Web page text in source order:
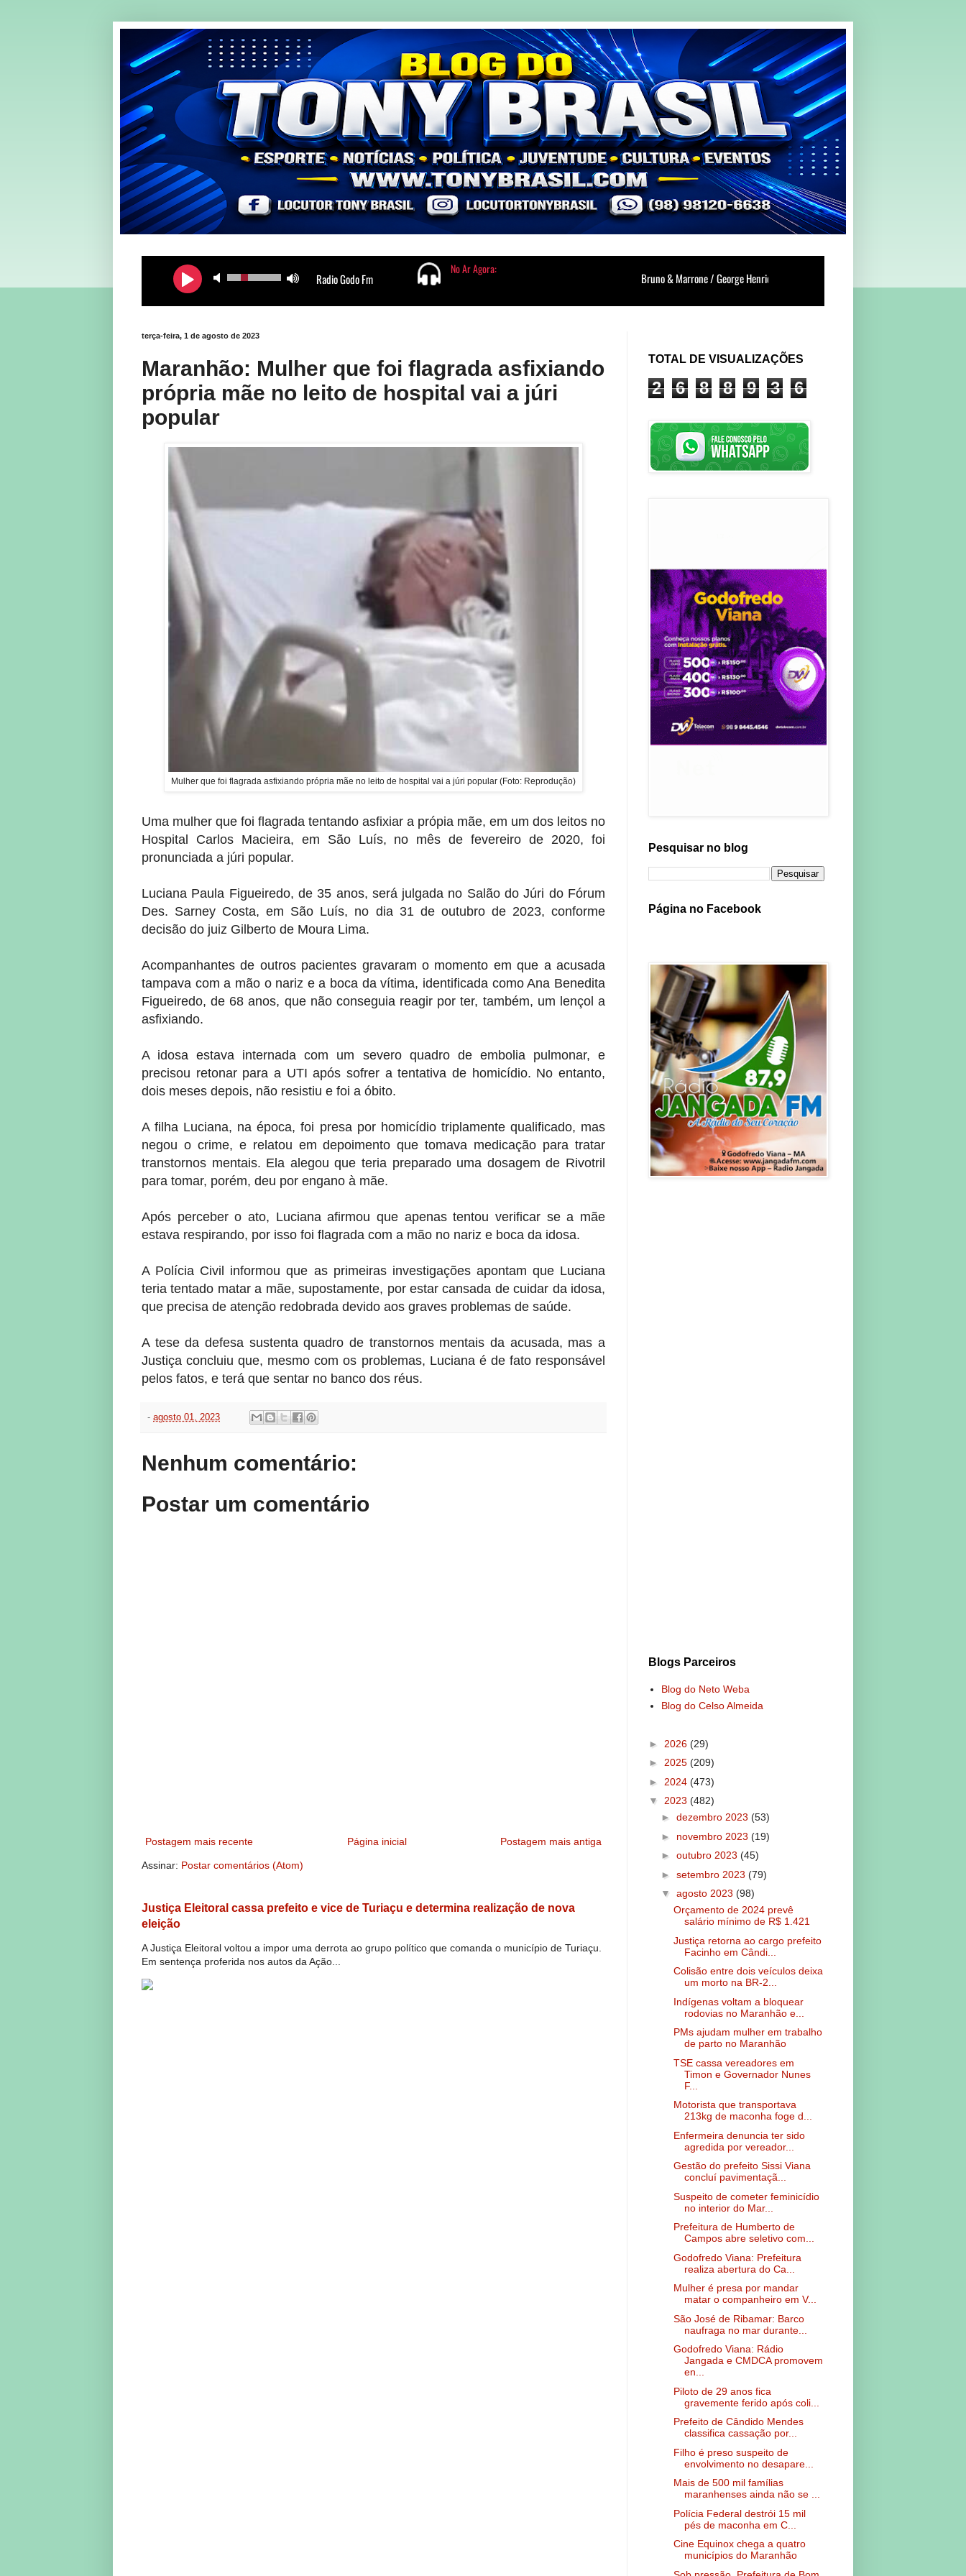
terça-feira, 1 de agosto de 2023
Maranhão: Mulher que foi flagrada asfixiando
própria mãe no leito de hospital vai a júri
popular
Mulher que foi flagrada asfixiando própria mãe no leito de hospital vai a júri popular (Foto: Reprodução)
Uma mulher que foi flagrada tentando asfixiar a própia mãe, em um dos leitos no
Hospital Carlos Macieira, em São Luís, no mês de fevereiro de 2020, foi
pronunciada a júri popular.
Luciana Paula Figueiredo, de 35 anos, será julgada no Salão do Júri do Fórum
Des. Sarney Costa, em São Luís, no dia 31 de outubro de 2023, conforme
decisão do juiz Gilberto de Moura Lima.
Acompanhantes de outros pacientes gravaram o momento em que a acusada
tampava com a mão o nariz e a boca da vítima, identificada como Ana Benedita
Figueiredo, de 68 anos, que não conseguia reagir por ter, também, um lençol a
asfixiando.
A idosa estava internada com um severo quadro de embolia pulmonar, e
precisou retonar para a UTI após sofrer a tentativa de homicídio. No entanto,
dois meses depois, não resistiu e foi a óbito.
A filha Luciana, na época, foi presa por homicídio triplamente qualificado, mas
negou o crime, e relatou em depoimento que tomava medicação para tratar
transtornos mentais. Ela alegou que teria preparado uma dosagem de Rivotril
para tomar, porém, deu por engano à mãe.
Após perceber o ato, Luciana afirmou que apenas tentou verificar se a mãe
estava respirando, por isso foi flagrada com a mão no nariz e boca da idosa.
A Polícia Civil informou que as primeiras investigações apontam que Luciana
teria tentado matar a mãe, supostamente, por estar cansada de cuidar da idosa,
que precisa de atenção redobrada devido aos graves problemas de saúde.
A tese da defesa sustenta quadro de transtornos mentais da acusada, mas a
Justiça concluiu que, mesmo com os problemas, Luciana é de fato responsável
pelos fatos, e terá que sentar no banco dos réus.
- agosto 01, 2023
Nenhum comentário:
Postar um comentário
Postagem mais recente Postagem mais antiga
Página inicial
Assinar: Postar comentários (Atom)
Justiça Eleitoral cassa prefeito e vice de Turiaçu e determina realização de nova
eleição
A Justiça Eleitoral voltou a impor uma derrota ao grupo político que comanda o município de Turiaçu.
Em sentença proferida nos autos da Ação...
TOTAL DE VISUALIZAÇÕES
2 6 8 8 9 3 6
Pesquisar no blog
Página no Facebook
Blogs Parceiros
Blog do Neto Weba
Blog do Celso Almeida
► 2026 (29)
► 2025 (209)
► 2024 (473)
▼ 2023 (482)
► dezembro 2023 (53)
► novembro 2023 (19)
► outubro 2023 (45)
► setembro 2023 (79)
▼ agosto 2023 (98)
Orçamento de 2024 prevê
salário mínimo de R$ 1.421
Justiça retorna ao cargo prefeito
Facinho em Cândi...
Colisão entre dois veículos deixa
um morto na BR-2...
Indígenas voltam a bloquear
rodovias no Maranhão e...
PMs ajudam mulher em trabalho
de parto no Maranhão
TSE cassa vereadores em
Timon e Governador Nunes
F...
Motorista que transportava
213kg de maconha foge d...
Enfermeira denuncia ter sido
agredida por vereador...
Gestão do prefeito Sissi Viana
concluí pavimentaçã...
Suspeito de cometer feminicídio
no interior do Mar...
Prefeitura de Humberto de
Campos abre seletivo com...
Godofredo Viana: Prefeitura
realiza abertura do Ca...
Mulher é presa por mandar
matar o companheiro em V...
São José de Ribamar: Barco
naufraga no mar durante...
Godofredo Viana: Rádio
Jangada e CMDCA promovem
en...
Piloto de 29 anos fica
gravemente ferido após coli...
Prefeito de Cândido Mendes
classifica cassação por...
Filho é preso suspeito de
envolvimento no desapare...
Mais de 500 mil famílias
maranhenses ainda não se ...
Polícia Federal destrói 15 mil
pés de maconha em C...
Cine Equinox chega a quatro
municípios do Maranhão